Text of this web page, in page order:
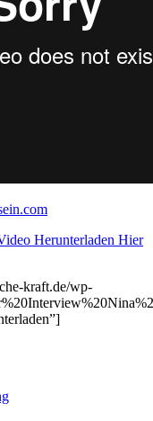
Herunterladen Hier
kraft.de/wp-